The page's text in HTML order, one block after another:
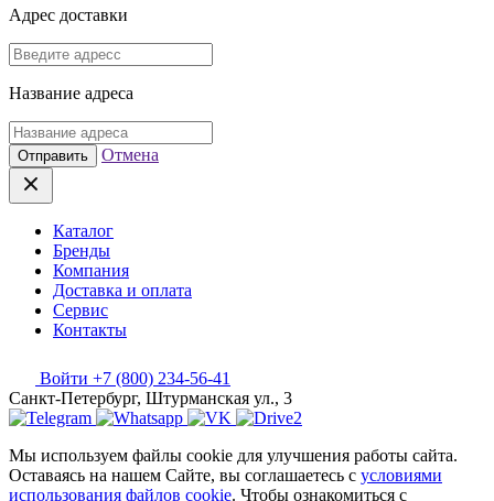
Адрес доставки
Название адреса
Отправить Отмена
Каталог
Бренды
Компания
Доставка и оплата
Сервис
Контакты
Войти +7 (800) 234-56-41
Санкт-Петербург, Штурманская ул., 3
Мы используем файлы cookie для улучшения работы сайта.
Оставаясь на нашем Сайте, вы соглашаетесь с условиями
использования файлов cookie. Чтобы ознакомиться с